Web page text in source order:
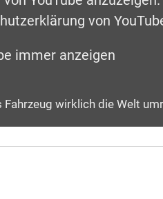
von
immer anzeigen
Fahrzeug wirklich die Welt